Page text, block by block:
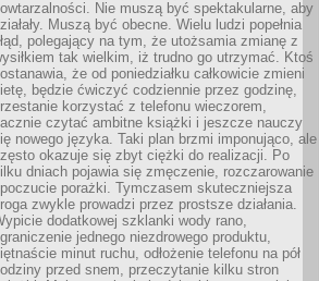
Nie muszą być spektakularne, aby
Muszą być obecne. Wielu ludzi popełnia
polegający na tym, że utożsamia zmianę z
tak wielkim, iż trudno go utrzymać. Ktoś
że od poniedziałku całkowicie zmieni
będzie ćwiczyć codziennie przez godzinę,
korzystać z telefonu wieczorem,
czytać ambitne książki i jeszcze nauczy
nowego języka. Taki plan brzmi imponująco, ale
okazuje się zbyt ciężki do realizacji. Po
dniach pojawia się zmęczenie, rozczarowanie
porażki. Tymczasem skuteczniejsza
zwykle prowadzi przez prostsze działania.
dodatkowej szklanki wody rano,
jednego niezdrowego produktu,
minut ruchu, odłożenie telefonu na pół
przed snem, przeczytanie kilku stron